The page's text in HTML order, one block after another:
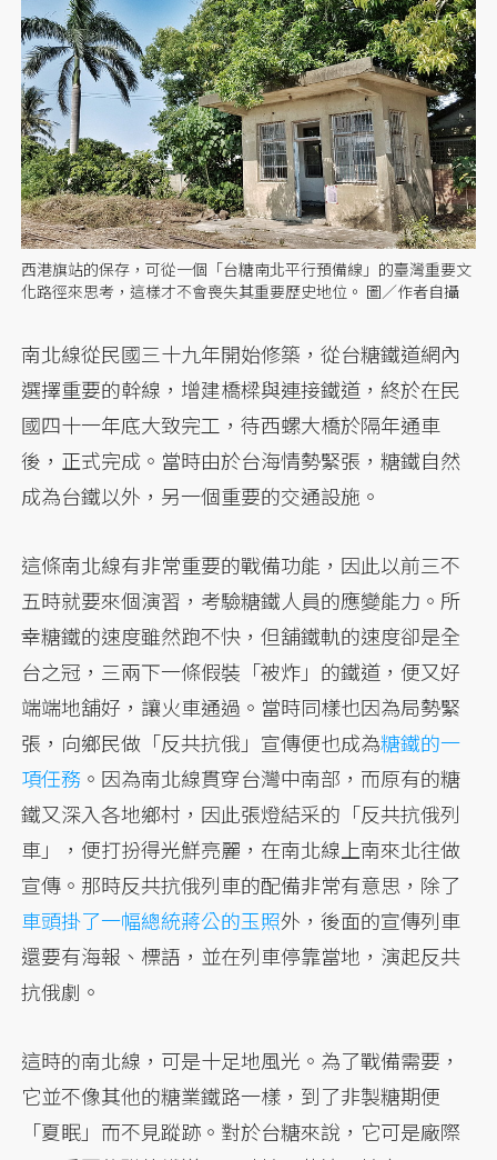
西港旗站的保存，可從一個「台糖南北平行預備線」的臺灣重要文
化路徑來思考，這樣才不會喪失其重要歷史地位。 圖／作者自攝
南北線從民國三十九年開始修築，從台糖鐵道網內
選擇重要的幹線，增建橋樑與連接鐵道，終於在民
國四十一年底大致完工，待西螺大橋於隔年通車
後，正式完成。當時由於台海情勢緊張，糖鐵自然
成為台鐵以外，另一個重要的交通設施。
這條南北線有非常重要的戰備功能，因此以前三不
五時就要來個演習，考驗糖鐵人員的應變能力。所
幸糖鐵的速度雖然跑不快，但舖鐵軌的速度卻是全
台之冠，三兩下一條假裝「被炸」的鐵道，便又好
端端地舖好，讓火車通過。當時同樣也因為局勢緊
張，向鄉民做「反共抗俄」宣傳便也成為糖鐵的一
項任務 。因為南北線貫穿台灣中南部，而原有的糖
鐵又深入各地鄉村，因此張燈結采的「反共抗俄列
車」，便打扮得光鮮亮麗，在南北線上南來北往做
宣傳。那時反共抗俄列車的配備非常有意思，除了
車頭掛了一幅總統蔣公的玉照外，後面的宣傳列車
還要有海報、標語，並在列車停靠當地，演起反共
抗俄劇。
這時的南北線，可是十足地風光。為了戰備需要，
它並不像其他的糖業鐵路一樣，到了非製糖期便
「夏眠」而不見蹤跡。對於台糖來說，它可是廠際